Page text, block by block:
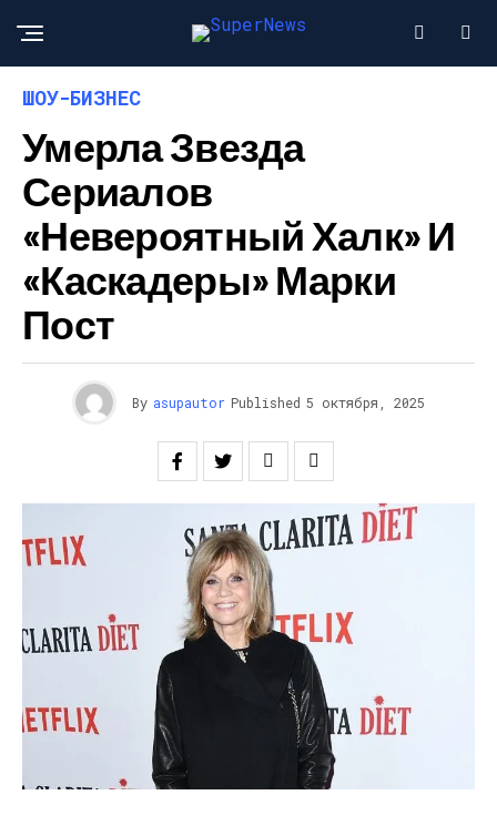
ШОУ-БИЗНЕС
Умерла Звезда
Сериалов
«Невероятный Халк» И
«Каскадеры» Марки
Пост
By asupautor Published 5 октября, 2025